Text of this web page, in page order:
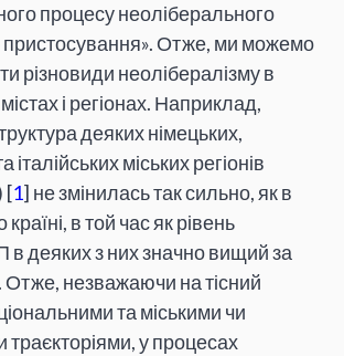
процесу неоліберального
пристосування». Отже, ми можемо
різновиди неолібералізму в
і регіонах. Наприклад,
деяких німецьких,
міських регіонів
[1] не змінилась так сильно, як в
в той час як рівень
в деяких з них значно вищий за
Отже, незважаючи на тісний
та міськими чи
траєкторіями, у процесах